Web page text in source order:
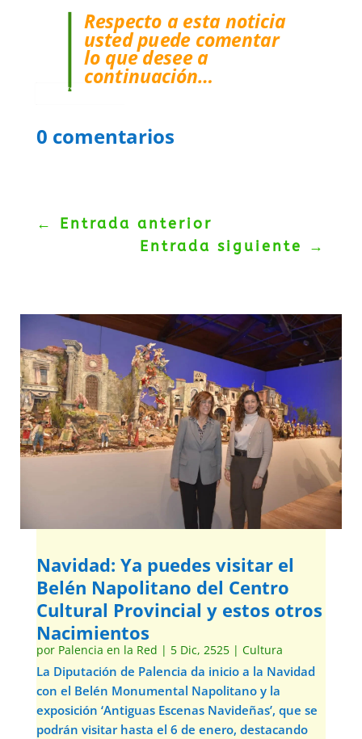
Respecto a esta noticia
usted puede comentar
lo que desee a
continuación…
0 comentarios
Protegidos porreCAPTCHA
← Entrada anterior
Entrada siguiente
→
Navidad: Ya puedes visitar el
Belén Napolitano del Centro
Cultural Provincial y estos otros
Nacimientos
por Palencia en la Red | 5 Dic, 2525| Cultura
La Diputación de Palencia da inicio a la Navidad
con el Belén Monumental Napolitano y la
exposición ‘Antiguas Escenas Navideñas’, que se
podrán visitar hasta el 6 de enero, destacando